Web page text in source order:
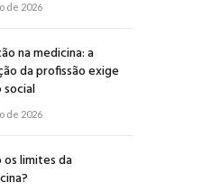
de 2026
na medicina: a
da profissão exige
de 2026
os limites da